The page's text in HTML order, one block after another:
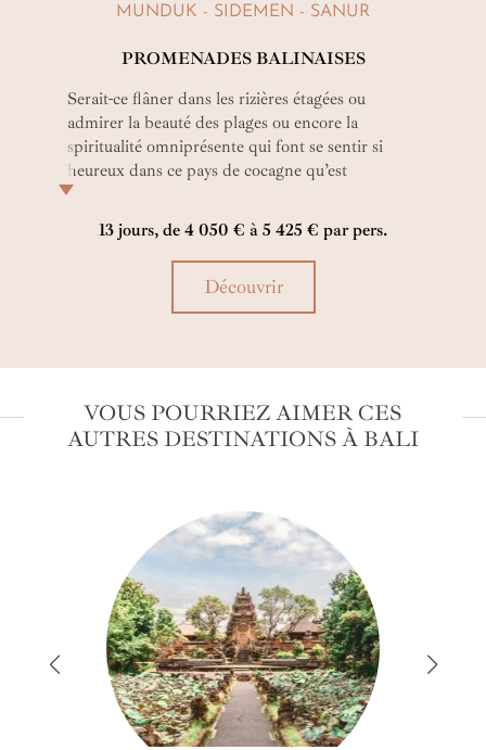
MUNDUK - SIDEMEN - SANUR
PROMENADES BALINAISES
Serait-ce flâner dans les rizières étagées ou
admirer la beauté des plages ou encore la
spiritualité omniprésente qui font se sentir si
heureux dans ce pays de cocagne qu’est
l’Indonésie ? Vous le saurez surement après ce
beau voyage aux accents culturels dont les
balades vous feront pénétrer au cœur de l’âme
13 jours, de 4 050 € à 5 425 € par pers.
Découvrir
VOUS POURRIEZ AIMER CES
AUTRES DESTINATIONS À BALI